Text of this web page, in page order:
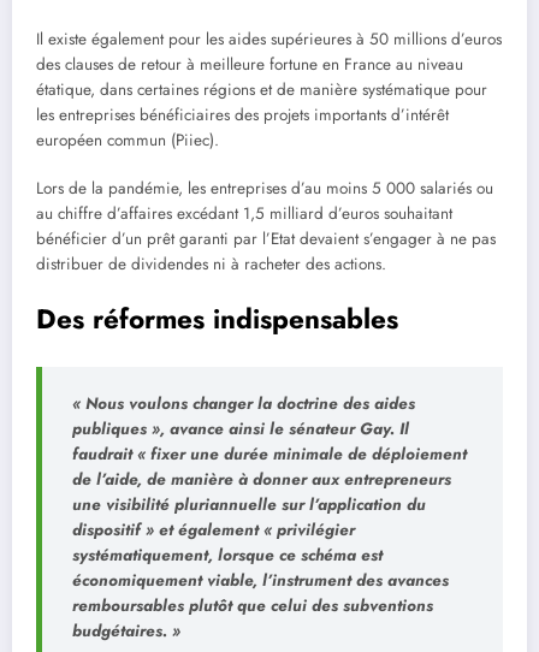
Il existe également pour les aides supérieures à 50 millions d’euros
des clauses de retour à meilleure fortune en France au niveau
étatique, dans certaines régions et de manière systématique pour
les entreprises bénéficiaires des projets importants d’intérêt
européen commun (Piiec).
Lors de la pandémie, les entreprises d’au moins 5 000 salariés ou
au chiffre d’affaires excédant 1,5 milliard d’euros souhaitant
bénéficier d’un prêt garanti par l’Etat devaient s’engager à ne pas
distribuer de dividendes ni à racheter des actions.
Des réformes indispensables
« Nous voulons changer la doctrine des aides
publiques », avance ainsi le sénateur Gay. Il
faudrait« fixer une durée minimale de déploiement
de l’aide, de manière à donner aux entrepreneurs
une visibilité pluriannuelle sur l’application du
dispositif » et également« privilégier
systématiquement, lorsque ce schéma est
économiquement viable, l’instrument des avances
remboursables plutôt que celui des subventions
budgétaires. »